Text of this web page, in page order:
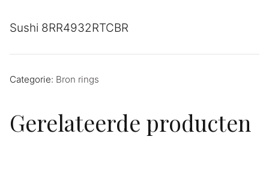
Sushi 8RR4932RTCBR
Categorie: Bron rings
Gerelateerde producten